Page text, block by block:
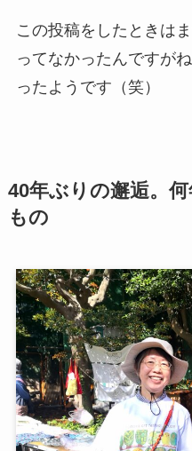
この投稿をしたときは
ってなかったんですが
ったようです（笑）
40年ぶりの邂逅。
もの